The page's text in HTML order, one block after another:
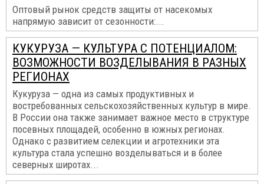
Оптовый рынок средств защиты от насекомых
напрямую зависит от сезонности:...
КУКУРУЗА — КУЛЬТУРА С ПОТЕНЦИАЛОМ:
ВОЗМОЖНОСТИ ВОЗДЕЛЫВАНИЯ В РАЗНЫХ
РЕГИОНАХ
Кукуруза — одна из самых продуктивных и
востребованных сельскохозяйственных культур в мире.
В России она также занимает важное место в структуре
посевных площадей, особенно в южных регионах.
Однако с развитием селекции и агротехники эта
культура стала успешно возделываться и в более
северных широтах...